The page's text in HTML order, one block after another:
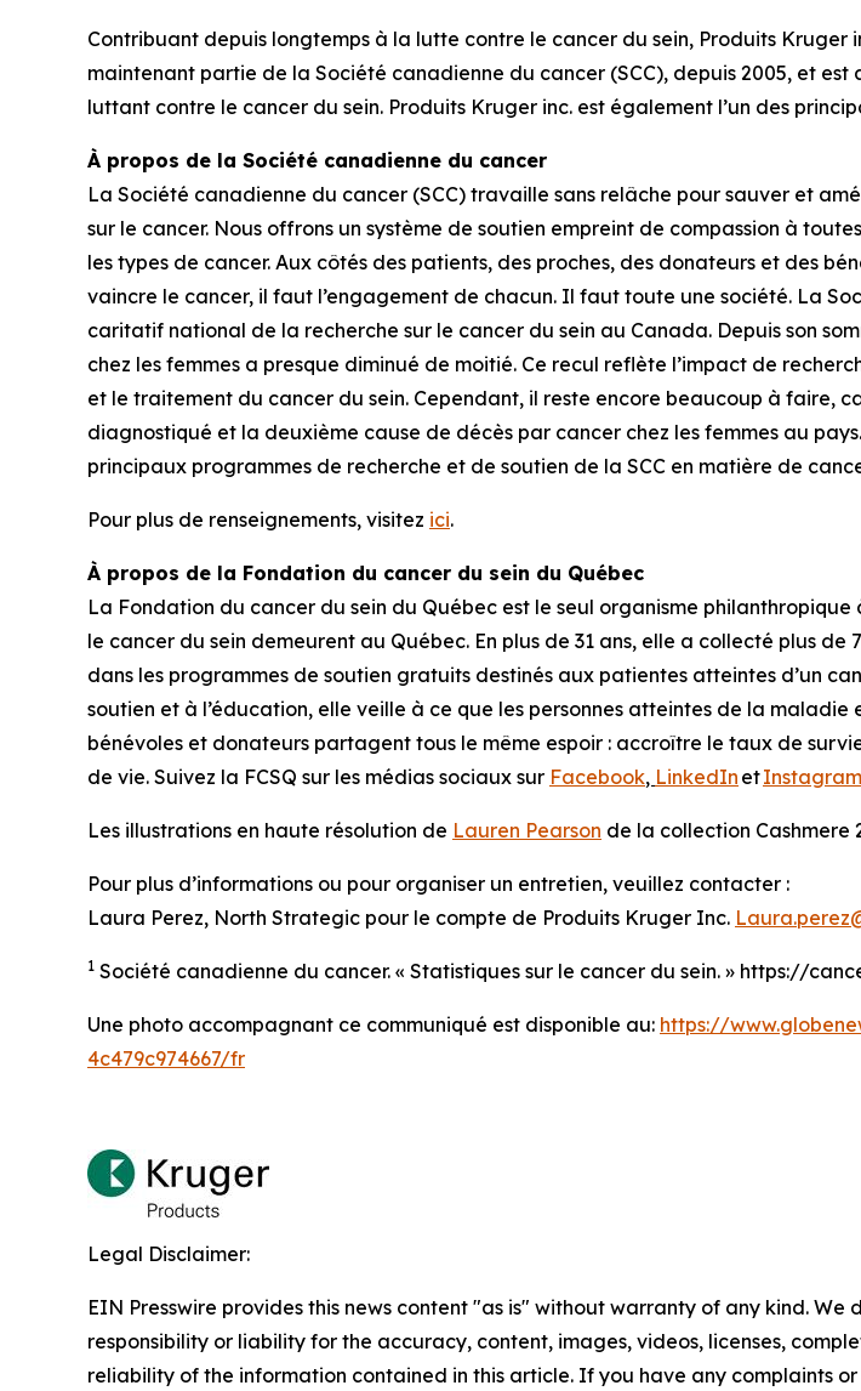
Contribuant depuis longtemps à la lutte contre le cancer du sein, Produits
maintenant partie de la Société canadienne du cancer (SCC), depuis 2005, et
luttant contre le cancer du sein. Produits Kruger inc. est également l’un des
À propos de la Société canadienne du cancer
La Société canadienne du cancer (SCC) travaille sans relâche pour sauver et
sur le cancer. Nous offrons un système de soutien empreint de compassion à
les types de cancer. Aux côtés des patients, des proches, des donateurs et des
vaincre le cancer, il faut l’engagement de chacun. Il faut toute une société. La
caritatif national de la recherche sur le cancer du sein au Canada. Depuis son
chez les femmes a presque diminué de moitié. Ce recul reflète l’impact de
et le traitement du cancer du sein. Cependant, il reste encore beaucoup à faire,
diagnostiqué et la deuxième cause de décès par cancer chez les femmes au
principaux programmes de recherche et de soutien de la SCC en matière de
Pour plus de renseignements, visitez ici.
À propos de la Fondation du cancer du sein du Québec
La Fondation du cancer du sein du Québec est le seul organisme philanthropique
le cancer du sein demeurent au Québec. En plus de 31 ans, elle a collecté plus
dans les programmes de soutien gratuits destinés aux patientes atteintes d’un
soutien et à l’éducation, elle veille à ce que les personnes atteintes de la
bénévoles et donateurs partagent tous le même espoir : accroître le taux de
de vie. Suivez la FCSQ sur les médias sociaux sur Facebook, LinkedIn etInstagram
Les illustrations en haute résolution de Lauren Pearson de la collection
Pour plus d’informations ou pour organiser un entretien, veuillez contacter :
Laura Perez, North Strategic pour le compte de Produits Kruger Inc.
1 Société canadienne du cancer. « Statistiques sur le cancer du sein. » https://
Une photo accompagnant ce communiqué est disponible au: https://
4c479c974667/fr
Legal Disclaimer:
EIN Presswire provides this news content "as is" without warranty of any kind. We
responsibility or liability for the accuracy, content, images, videos, licenses,
reliability of the information contained in this article. If you have any complaints